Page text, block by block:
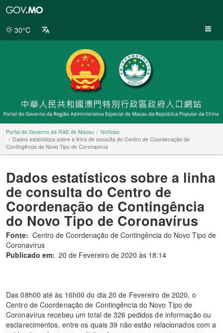
da
30°C
Portal do Governo da RAE de Macau
Notícias
Dados estatísticos sobre a linha de consulta do Centro de Coordenação de
Contingência do Novo Tipo de Coronavírus
Dados estatísticos sobre a linha
de consulta do Centro de
Coordenação de Contingência
do Novo Tipo de Coronavírus
Fonte: Centro de Coordenação de Contingência do Novo Tipo de
Coronavírus
Publicado em: 20 de Fevereiro de 2020 às 18:14
Das 08h00 até às 16h00 do dia 20 de Fevereiro de 2020, o
Centro de Coordenação de Contingência do Novo Tipo de
Coronavírus recebeu um total de 326 pedidos de informação ou
esclarecimentos, entre os quais 39 não estão relacionados com a